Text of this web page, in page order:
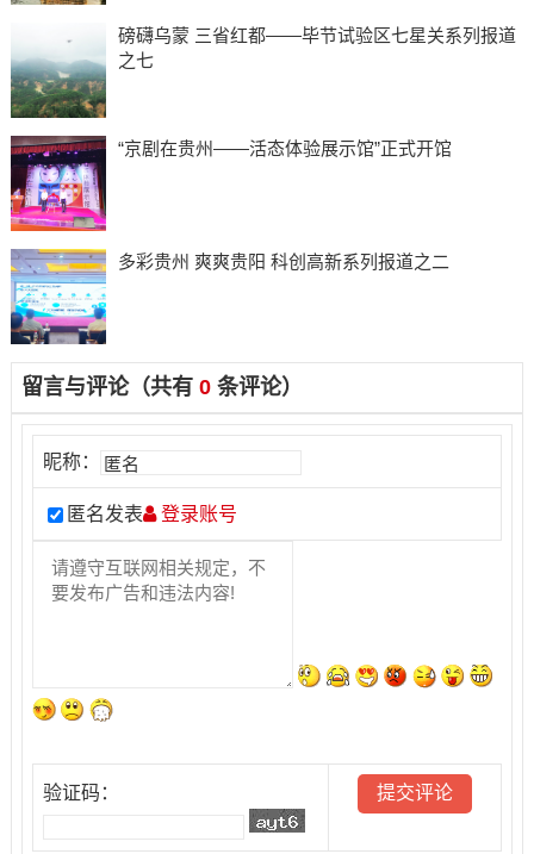
磅礴乌蒙 三省红都——毕节试验区七星关系列报道
之七
“京剧在贵州——活态体验展示馆”正式开馆
多彩贵州 爽爽贵阳 科创高新系列报道之二
留言与评论（共有 0条评论）
昵称：
匿名发表 登录账号
验证码：